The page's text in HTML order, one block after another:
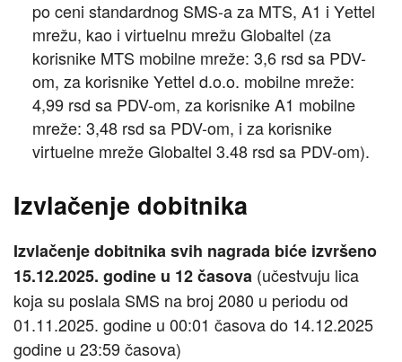
po ceni standardnog SMS-a za MTS, A1 i Yеttel
mrežu, kao i virtuelnu mrežu Globaltel (za
korisnike MTS mobilne mreže: 3,6 rsd sa PDV-
om, za korisnike Yеttel d.o.o. mobilne mreže:
4,99 rsd sa PDV-om, za korisnike A1 mobilne
mreže: 3,48 rsd sa PDV-om, i za korisnike
virtuelne mreže Globaltel 3.48 rsd sa PDV-om).
Izvlačenje dobitnika
Izvlačenje dobitnika svih nagrada biće izvršeno
15.12.2025. godine u 12 časova (učestvuju lica
koja su poslala SMS na broj 2080 u periodu od
01.11.2025. godine u 00:01 časova do 14.12.2025
godine u 23:59 časova)